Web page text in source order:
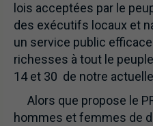
lois acceptées par le
des exécutifs locaux et
un service public
richesses à tout le
14 et 30 de notre
Alors que propose le
hommes et femmes de